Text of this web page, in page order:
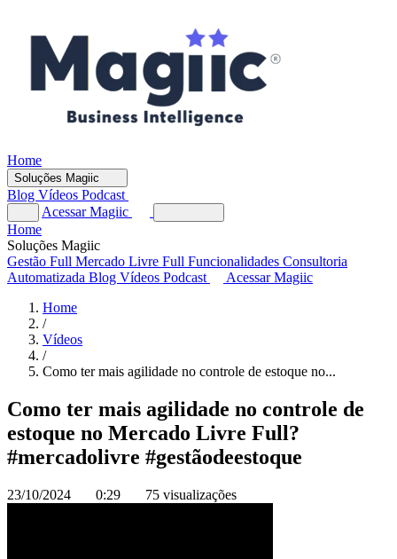
Home
Soluções Magiic
Blog Vídeos Podcast
Acessar Magiic
Home
Soluções Magiic
Gestão Full Mercado Livre Full Funcionalidades Consultoria
Automatizada Blog Vídeos Podcast
Acessar Magiic
Home
/
Vídeos
/
Como ter mais agilidade no controle de estoque no...
Como ter mais agilidade no controle de
estoque no Mercado Livre Full?
#mercadolivre #gestãodeestoque
23/10/2024 0:29 75 visualizações